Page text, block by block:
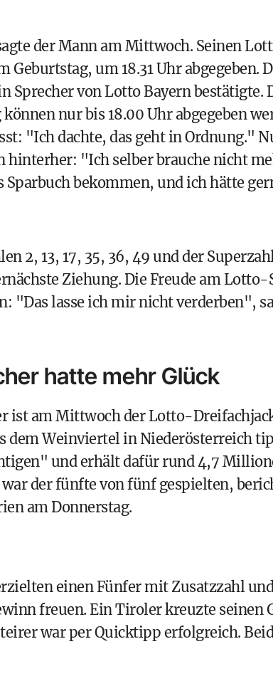
der Mann am Mittwoch. Seinen
Geburtstag, um 18.31 Uhr abgegeben.
Sprecher von Lotto Bayern bestätigte.
nur bis 18.00 Uhr abgegeben
"Ich dachte, das geht in Ordnung."
hinterher: "Ich selber brauche nicht
Sparbuch bekommen, und ich hätte
2, 13, 17, 35, 36, 49 und der
Ziehung. Die Freude am
"Das lasse ich mir nicht verderben",
hatte mehr Glück
ist am Mittwoch der Lotto-
dem Weinviertel in Niederösterreich
und erhält dafür rund 4,7
der fünfte von fünf gespielten,
am Donnerstag.
einen Fünfer mit Zusatzzahl
freuen. Ein Tiroler kreuzte seinen
war per Quicktipp erfolgreich.